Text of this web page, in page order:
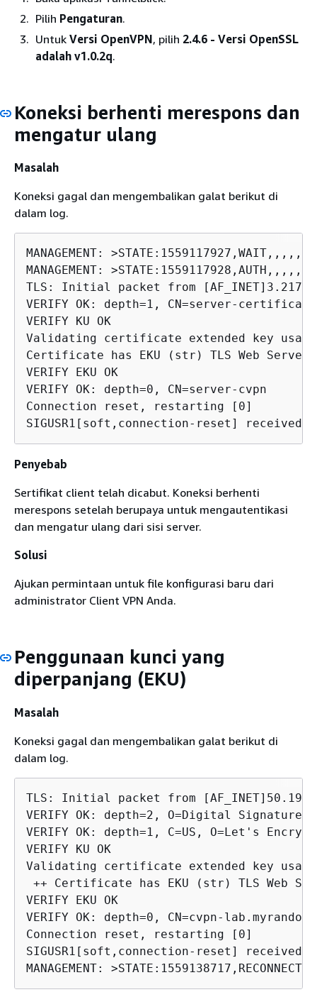
Pilih Pengaturan.
Untuk Versi OpenVPN, pilih 2.4.6 - Versi OpenSSL
adalah v1.0.2q.
Koneksi berhenti merespons dan
mengatur ulang
Masalah
Koneksi gagal dan mengembalikan galat berikut di
dalam log.
MANAGEMENT: >STATE:1559117927,WAIT,,,,,,
MANAGEMENT: >STATE:1559117928,AUTH,,,,,,
TLS: Initial packet from
VERIFY OK: depth=1, CN=server-certificate
VERIFY KU OK
Validating certificate extended key usage
Certificate has EKU (str) TLS Web
VERIFY EKU OK
VERIFY OK: depth=0, CN=server-cvpn
Connection reset, restarting [0]
SIGUSR1[soft,connection-reset]
Penyebab
Sertifikat client telah dicabut. Koneksi berhenti
merespons setelah berupaya untuk mengautentikasi
dan mengatur ulang dari sisi server.
Solusi
Ajukan permintaan untuk file konfigurasi baru dari
administrator Client VPN Anda.
Penggunaan kunci yang
diperpanjang (EKU)
Masalah
Koneksi gagal dan mengembalikan galat berikut di
dalam log.
TLS: Initial packet from
VERIFY OK: depth=2, O=Digital Signature
VERIFY OK: depth=1, C=US, O=Let's
VERIFY KU OK
Validating certificate extended key usage
++ Certificate has EKU (str) TLS Web
VERIFY EKU OK
VERIFY OK: depth=0, CN=cvpn-
Connection reset, restarting [0]
SIGUSR1[soft,connection-reset]
MANAGEMENT: